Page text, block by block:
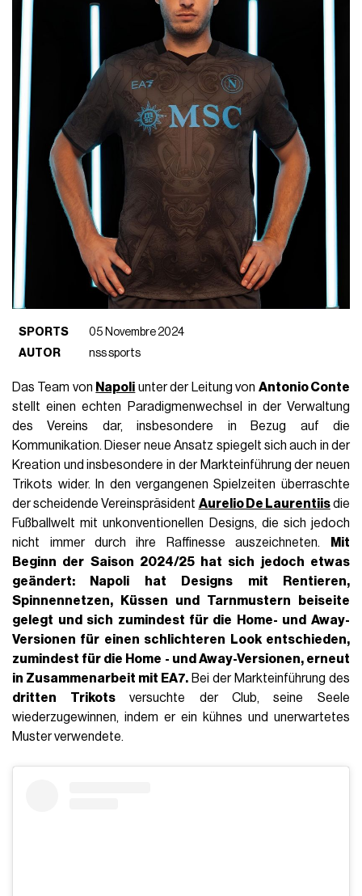
SPORTS
05 Novembre 2024
AUTOR
nss sports
Das Team von Napoli unter der Leitung von Antonio Conte
stellt einen echten Paradigmenwechsel in der Verwaltung
des Vereins dar, insbesondere in Bezug auf die
Kommunikation. Dieser neue Ansatz spiegelt sich auch in der
Kreation und insbesondere in der Markteinführung der neuen
Trikots wider. In den vergangenen Spielzeiten überraschte
der scheidende Vereinspräsident Aurelio De Laurentiisdie
Fußballwelt mit unkonventionellen Designs, die sich jedoch
nicht immer durch ihre Raffinesse auszeichneten.
Mit
Beginn der Saison 2024/25 hat sich jedoch etwas
geändert: Napoli hat Designs mit Rentieren,
Spinnennetzen, Küssen und Tarnmustern beiseite
gelegt und sich zumindest für die Home- und Away-
Versionen für einen schlichteren Look entschieden,
zumindest für die Home - und Away-Versionen, erneut
in Zusammenarbeit mit EA7. Bei der Markteinführung des
dritten Trikotsversuchte der Club, seine Seele
wiederzugewinnen, indem er ein kühnes und unerwartetes
Muster verwendete.